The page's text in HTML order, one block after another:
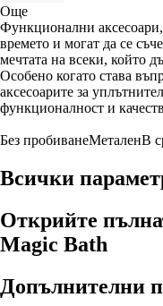
Още
Функционални аксесоари,
времето и могат да се
мечтата на всеки, който
Особено когато става
аксесоарите за
функционалност и
Без пробиванеМеталенВ
Всички
Открийте
Magic Bath
Допълнителни